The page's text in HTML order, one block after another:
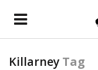
Killarney Tag